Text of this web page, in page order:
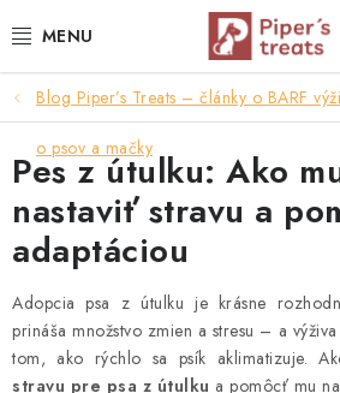
na
NAŠE SPRÁVY
PIPER'S NOVINKY
BARF PRE PSOV
BARF PRE MAČKY
MRAZOM SUŠENÉ PAMLSKY
Blog Piper’s Treats – články o BARF
o psov a mačky
Pes z útulku: Ako
nastaviť stravu a
adaptáciou
Adopcia psa z útulku je krásne
prináša množstvo zmien a stresu – a
tom, ako rýchlo sa psík aklimatizuje.
stravu pre psa z útulku a pomôcť mu